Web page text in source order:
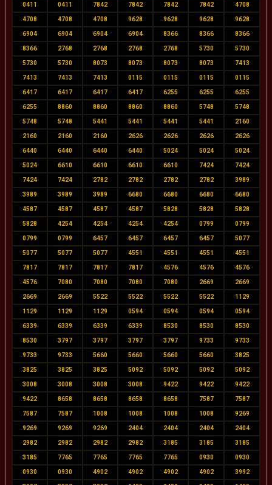
0411 0411 7842 7842 7842 7842 4708
4708 4708 4708 9628 9628 9628 9628
6904 6904 6904 6904 8366 8366 8366
8366 2768 2768 2768 2768 5730 5730
5730 5730 8073 8073 8073 8073 7413
7413 7413 7413 0115 0115 0115 0115
6417 6417 6417 6417 6255 6255 6255
6255 8860 8860 8860 8860 5748 5748
5748 5748 5441 5441 5441 5441 2160
2160 2160 2160 2626 2626 2626 2626
6440 6440 6440 6440 5024 5024 5024
5024 6610 6610 6610 6610 7424 7424
7424 7424 2782 2782 2782 2782 3989
3989 3989 3989 6680 6680 6680 6680
4587 4587 4587 4587 5828 5828 5828
5828 4254 4254 4254 4254 0799 0799
0799 0799 6457 6457 6457 6457 5077
5077 5077 5077 4551 4551 4551 4551
7817 7817 7817 7817 4576 4576 4576
4576 7080 7080 7080 7080 2669 2669
2669 2669 5522 5522 5522 5522 1129
1129 1129 1129 0594 0594 0594 0594
6339 6339 6339 6339 8530 8530 8530
8530 3797 3797 3797 3797 9733 9733
9733 9733 5660 5660 5660 5660 3825
3825 3825 3825 5092 5092 5092 5092
3008 3008 3008 3008 9422 9422 9422
9422 8658 8658 8658 8658 7587 7587
7587 7587 1008 1008 1008 1008 9269
9269 9269 9269 2404 2404 2404 2404
2982 2982 2982 2982 3185 3185 3185
3185 7765 7765 7765 7765 0930 0930
0930 0930 4902 4902 4902 4902 3992